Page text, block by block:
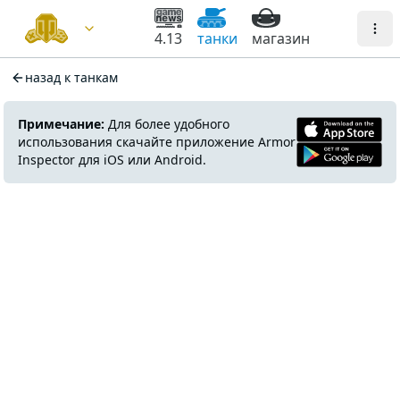
4.13 танки магазин
назад к танкам
Примечание: Для более удобного
использования скачайте приложение Armor
Inspector для iOS или Android.